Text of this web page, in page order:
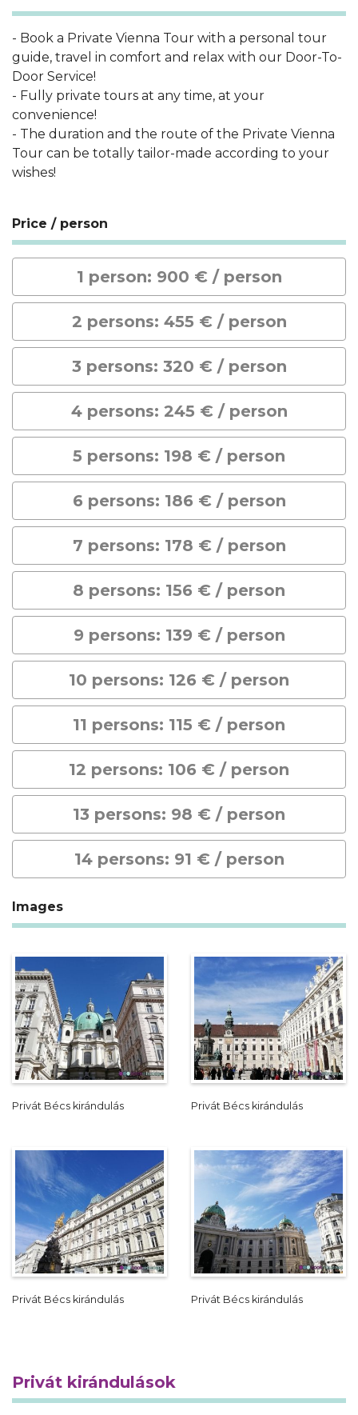
- Book a Private Vienna Tour with a personal tour
guide, travel in comfort and relax with our Door-To-
Door Service!
- Fully private tours at any time, at your
convenience!
- The duration and the route of the Private Vienna
Tour can be totally tailor-made according to your
wishes!
Price / person
1 person: 900 € / person
2 persons: 455 € / person
3 persons: 320 € / person
4 persons: 245 € / person
5 persons: 198 € / person
6 persons: 186 € / person
7 persons: 178 € / person
8 persons: 156 € / person
9 persons: 139 € / person
10 persons: 126 € / person
11 persons: 115 € / person
12 persons: 106 € / person
13 persons: 98 € / person
14 persons: 91 € / person
Images
Privát Bécs kirándulás Privát Bécs kirándulás
Privát Bécs kirándulás Privát Bécs kirándulás
Privát kirándulások